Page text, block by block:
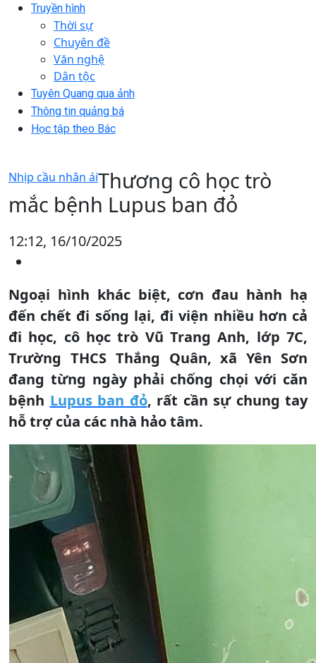
Truyền hình
Thời sự
Chuyên đề
Văn nghệ
Dân tộc
Tuyên Quang qua ảnh
Thông tin quảng bá
Học tập theo Bác
Nhịp cầu nhân áiThương cô học trò
mắc bệnh Lupus ban đỏ
12:12, 16/10/2025
Ngoại hình khác biệt, cơn đau hành hạ
đến chết đi sống lại, đi viện nhiều hơn cả
đi học, cô học trò Vũ Trang Anh, lớp 7C,
Trường THCS Thắng Quân, xã Yên Sơn
đang từng ngày phải chống chọi với căn
bệnh Lupus ban đỏ, rất cần sự chung tay
hỗ trợ của các nhà hảo tâm.